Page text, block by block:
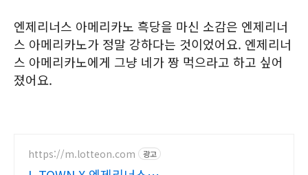
엔제리너스 아메리카노 흑당을 마신 소감은 엔제리너
스 아메리카노가 정말 강하다는 것이었어요. 엔제리너
스 아메리카노에게 그냥 네가 짱 먹으라고 하고 싶어
졌어요.
https://m.lotteon.com 광고